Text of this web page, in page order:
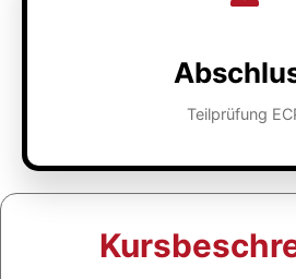
Teilprüfung